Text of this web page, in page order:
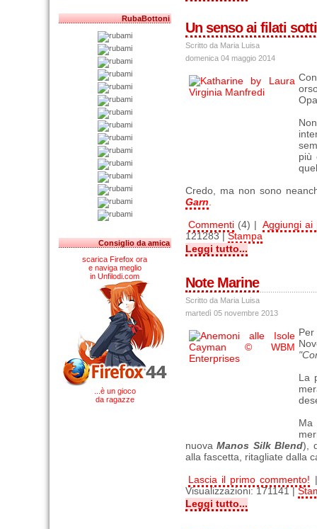
RubaBottoni
Consiglio da amica
scarica Firefox ora
e naviga meglio
in Unfilodi.com
...è un gioco
da ragazze
Un senso ai filati
Scritto da Maria Luisa
domenica 04 maggio 2014
più
Credo, ma non sono
Garn
Commenti (4) | Aggiungi ai
121283 |Stampa
Leggi tutto...
Note Marine
Scritto da Maria Luisa
martedì 05 novembre 2013
La
Ma
nuovaManos Silk Blend),
alla fascetta, ritagliate dalla
Lascia il primo commento!
Visualizzazioni: 171141 |
Leggi tutto...